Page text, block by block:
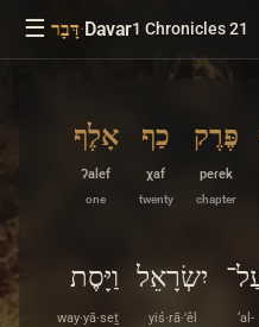
☰ דָּבָר·Davar1 Chronicles 21
פֶּרֶק
peɾek
chapter
כַף
χaf
twenty
אָלֶף
ʔalef
one
‘al-
יִשְׂרָאֵל
yiś·rā·’êl
וַיָּסֶת
way·yā·seṯ